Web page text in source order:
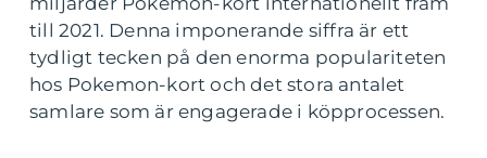
till 2021. Denna imponerande siffra är ett
tydligt tecken på den enorma populariteten
hos Pokemon-kort och det stora antalet
samlare som är engagerade i köpprocessen.